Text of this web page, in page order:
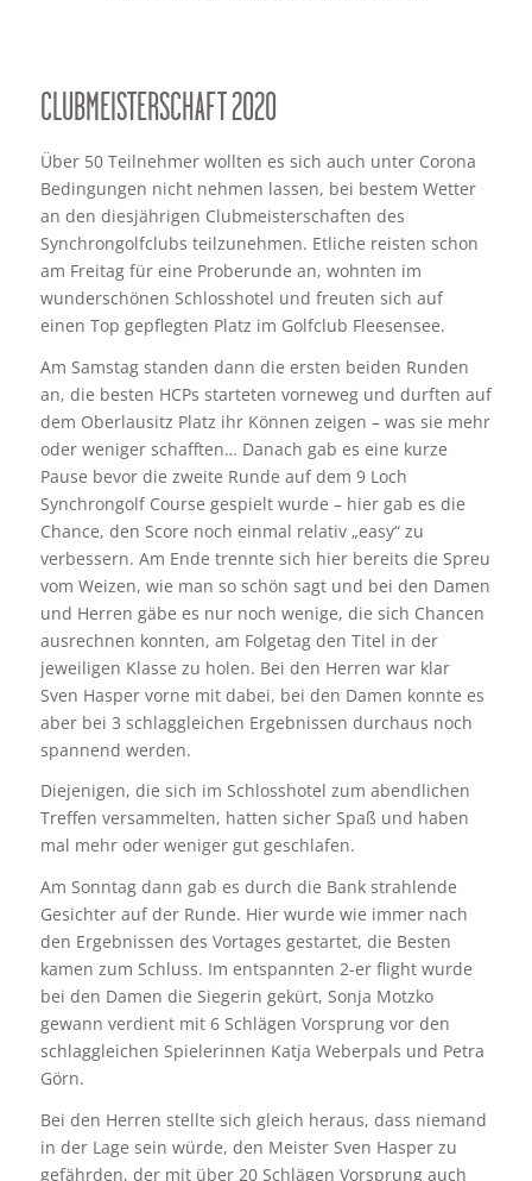
CLUBMEISTERSCHAFT 2020
Über 50 Teilnehmer wollten es sich auch unter Corona
Bedingungen nicht nehmen lassen, bei bestem Wetter
an den diesjährigen Clubmeisterschaften des
Synchrongolfclubs teilzunehmen. Etliche reisten schon
am Freitag für eine Proberunde an, wohnten im
wunderschönen Schlosshotel und freuten sich auf
einen Top gepflegten Platz im Golfclub Fleesensee.
Am Samstag standen dann die ersten beiden Runden
an, die besten HCPs starteten vorneweg und durften auf
dem Oberlausitz Platz ihr Können zeigen – was sie mehr
oder weniger schafften… Danach gab es eine kurze
Pause bevor die zweite Runde auf dem 9 Loch
Synchrongolf Course gespielt wurde – hier gab es die
Chance, den Score noch einmal relativ „easy“ zu
verbessern. Am Ende trennte sich hier bereits die Spreu
vom Weizen, wie man so schön sagt und bei den Damen
und Herren gäbe es nur noch wenige, die sich Chancen
ausrechnen konnten, am Folgetag den Titel in der
jeweiligen Klasse zu holen. Bei den Herren war klar
Sven Hasper vorne mit dabei, bei den Damen konnte es
aber bei 3 schlaggleichen Ergebnissen durchaus noch
spannend werden.
Diejenigen, die sich im Schlosshotel zum abendlichen
Treffen versammelten, hatten sicher Spaß und haben
mal mehr oder weniger gut geschlafen.
Am Sonntag dann gab es durch die Bank strahlende
Gesichter auf der Runde. Hier wurde wie immer nach
den Ergebnissen des Vortages gestartet, die Besten
kamen zum Schluss. Im entspannten 2-er flight wurde
bei den Damen die Siegerin gekürt, Sonja Motzko
gewann verdient mit 6 Schlägen Vorsprung vor den
schlaggleichen Spielerinnen Katja Weberpals und Petra
Görn.
Bei den Herren stellte sich gleich heraus, dass niemand
in der Lage sein würde, den Meister Sven Hasper zu
gefährden, der mit über 20 Schlägen Vorsprung auch